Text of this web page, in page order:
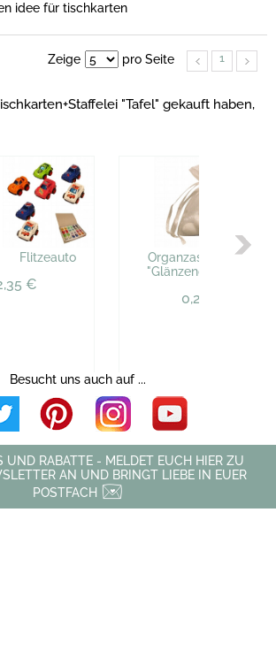
idee für tischkarten
Zeige pro Seite 1
"Tafel" gekauft haben,
Flitzeauto
€
Organzasäckchen
"Glänzend", creme
0,29 €
Besucht uns auch auf ...
UND RABATTE - MELDET EUCH HIER ZU
AN UND BRINGT LIEBE IN EUER
POSTFACH